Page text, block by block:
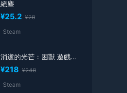
絕塵
¥25.2 ¥28
Steam
消逝的光芒：困獸 遊戲激活碼
¥218 ¥248
Steam